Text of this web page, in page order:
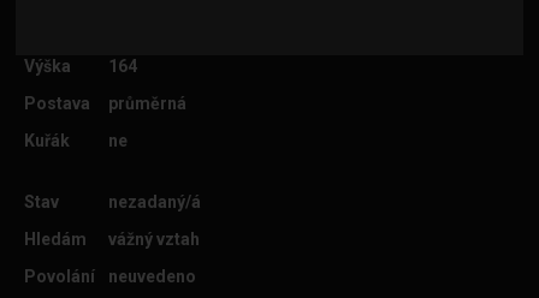
Výška
164
Postava
průměrná
Kuřák
ne
Stav
nezadaný/á
Hledám
vážný vztah
Povolání
neuvedeno